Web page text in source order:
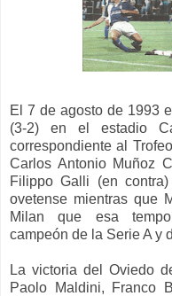
El 7 de agosto de 1993
(3-2) en el estadio
correspondiente al
Carlos Antonio Muñoz
Filippo Galli (en
ovetense mientras que
Milan que esa
campeón de la Serie A y
La victoria del Oviedo
Paolo Maldini, Franco